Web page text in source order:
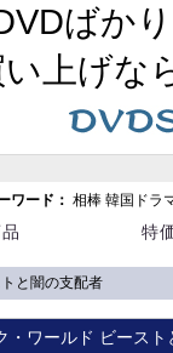
ばか
上げな
ワード： 相棒 韓国ドラ
特
と闇の支配者
・ワールド ビースト